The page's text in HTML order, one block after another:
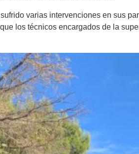
varias intervenciones en sus
los técnicos encargados de la